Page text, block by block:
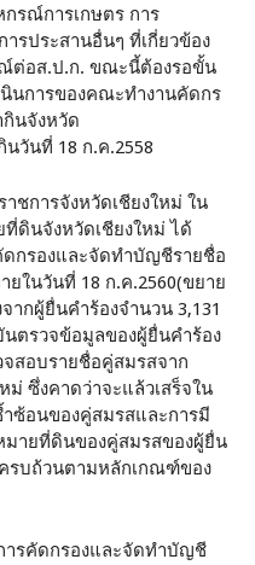
รณ์การเกษตร การ
รประสานอื่นๆ ที่เกี่ยวข้อง
ต่อส.ป.ก. ขณะนี้ต้องรอขั้น
นการของคณะทำงานคัดกร
นจังหวัด
นวันที่ 18 ก.ค.2558
ชการจังหวัดเชียงใหม่ ใน
ดินจังหวัดเชียงใหม่ ได้
ดกรองและจัดทำบัญชีรายชื่อ
ในวันที่ 18 ก.ค.2560(ขยาย
ากผู้ยื่นคำร้องจำนวน 3,131
นตรวจข้อมูลของผู้ยื่นคำร้อง
จสอบรายชื่อคู่สมรสจาก
ม่ ซึ่งคาดว่าจะแล้วเสร็จใน
ซ้อนของคู่สมรสและการมี
ายที่ดินของคู่สมรสของผู้ยื่น
รบถ้วนตามหลักเกณฑ์ของ
ารคัดกรองและจัดทำบัญชี